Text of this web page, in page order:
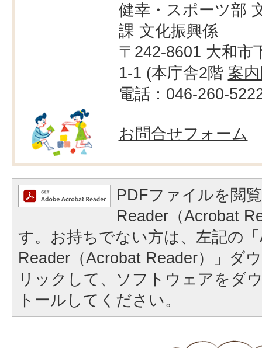
健幸・スポーツ部
課 文化振興係
〒242-8601 大和市
1-1 (本庁舎2階 案
電話：046-260-
お問合せフォーム
PDFファイルを閲
Reader（Acrobat
す。お持ちでない方は、左記の
Reader（Acrobat Reader）」ダ
リックして、ソフトウェアをダ
トールしてください。